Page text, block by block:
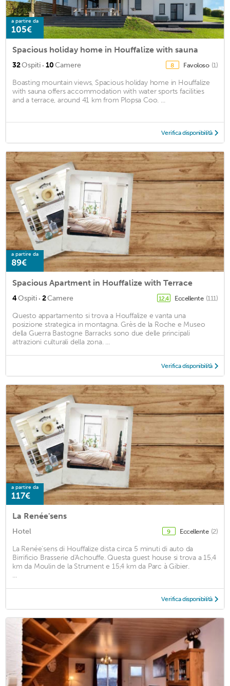
a partire da
105€
Spacious holiday home in Houffalize with sauna
32Ospiti · 10Camere 8 Favoloso (1)
Boasting mountain views, Spacious holiday home in Houffalize
with sauna offers accommodation with water sports facilities
and a terrace, around 41 km from Plopsa Coo. ...
Verifica disponibilità
a partire da
89€
Spacious Apartment in Houffalize with Terrace
4Ospiti · 2Camere 12,4 Eccellente (111)
Questo appartamento si trova a Houffalize e vanta una
posizione strategica in montagna. Grès de la Roche e Museo
della Guerra Bastogne Barracks sono due delle principali
attrazioni culturali della zona. ...
Verifica disponibilità
a partire da
117€
La Renée'sens
Hotel 9 Eccellente (2)
La Renée'sens di Houffalize dista circa 5 minuti di auto da
Birrificio Brasserie d'Achouffe. Questa guest house si trova a 15,4
km da Moulin de la Strument e 15,4 km da Parc à Gibier.
...
Verifica disponibilità